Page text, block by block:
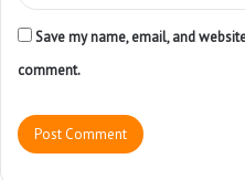
Save my name, email, and
comment.